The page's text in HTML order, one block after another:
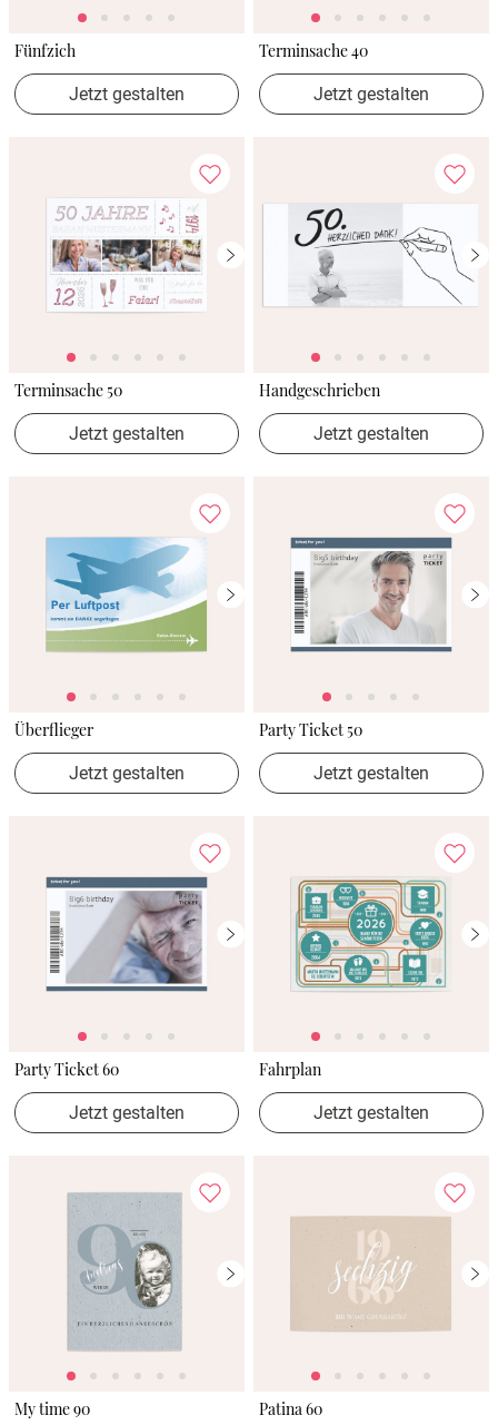
Fünfzich
Jetzt gestalten
Terminsache 40
Jetzt gestalten
Terminsache 50
Jetzt gestalten
Handgeschrieben
Jetzt gestalten
Überflieger
Jetzt gestalten
Party Ticket 50
Jetzt gestalten
Party Ticket 60
Jetzt gestalten
Fahrplan
Jetzt gestalten
My time 90 Patina 60